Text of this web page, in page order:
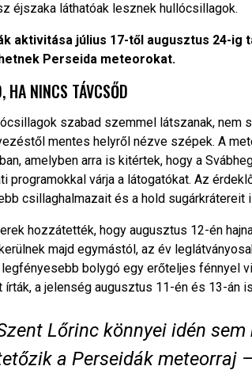
éjszaka láthatóak lesznek hullócsillagok.
aktivitása július 17-től augusztus 24-ig
Perseida meteorokat.
HA NINCS TÁVCSŐD
szabad szemmel látszanak,
mentes helyről nézve szépek. A
amelyben arra is kitértek, hogy a
programokkal várja a látogatókat. Az
csillaghalmazait és a hold sugárkrátereit
hozzátették, hogy augusztus 12-én
majd egymástól, az év
legfényesebb bolygó egy erőteljes fénnyel
írták, a jelenség augusztus 11-én és 13-
Lőrinc könnyei idén
a Perseidák meteorraj